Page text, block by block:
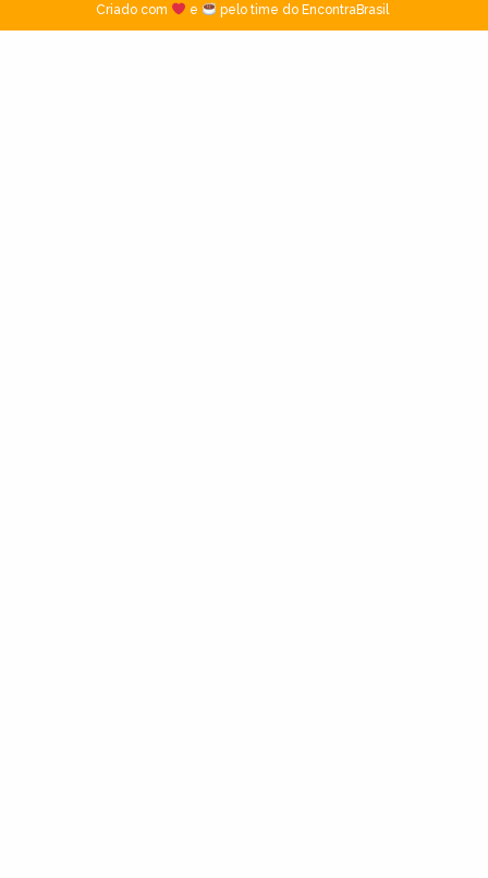
Criado com
e pelo time do EncontraBrasil